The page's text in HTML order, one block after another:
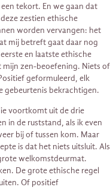
tekort. En we gaan dat
zestien ethische
worden vervangen: het
mij betreft gaat daar nog
en laatste ethische
zen-beoefening. Niets of
geformuleerd, elk
gebeurtenis bekrachtigen.
voortkomt uit de drie
in de ruststand, als ik even
bij of tussen kom. Maar
is dat het niets uitsluit. Als
welkomstdeurmat.
De grote ethische regel
Of positief